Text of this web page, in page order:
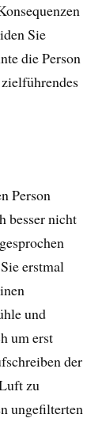
Sie
die Person
Person
besser nicht
erstmal
und
um erst
der
zu
ungefilterten